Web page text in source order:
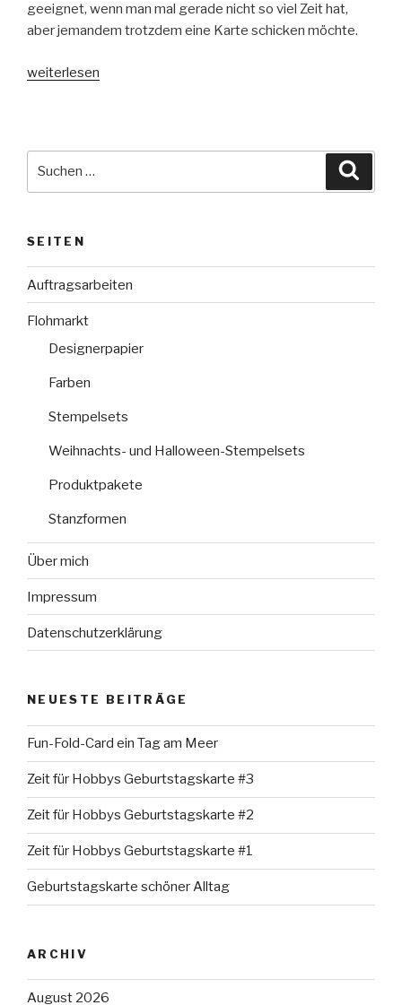
geeignet, wenn man mal gerade nicht so viel Zeit hat,
aber jemandem trotzdem eine Karte schicken möchte.
„Sale-
Bandana-
Flair“
weiterlesen
SEITEN
Auftragsarbeiten
Flohmarkt
Designerpapier
Farben
Stempelsets
Weihnachts- und Halloween-Stempelsets
Produktpakete
Stanzformen
Über mich
Impressum
Datenschutzerklärung
NEUESTE BEITRÄGE
Fun-Fold-Card ein Tag am Meer
Zeit für Hobbys Geburtstagskarte #3
Zeit für Hobbys Geburtstagskarte #2
Zeit für Hobbys Geburtstagskarte #1
Geburtstagskarte schöner Alltag
ARCHIV
August 2026